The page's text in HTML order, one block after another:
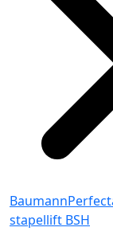
stapellift BSH